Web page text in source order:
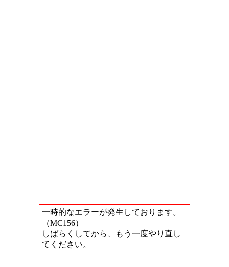
一時的なエラーが発生しております。
（MC156）
しばらくしてから、もう一度やり直し
てください。